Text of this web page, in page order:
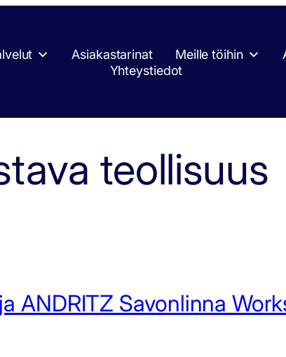
Asiakastarinat Meille töihin
Yhteystiedot
teollisuus
ANDRITZ Savonlinna